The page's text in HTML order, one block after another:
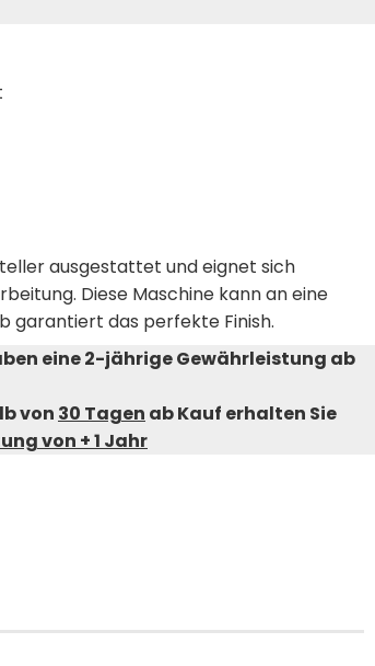
ausgestattet und eignet sich
Diese Maschine kann an eine
garantiert das perfekte Finish.
eine 2-jährige Gewährleistung ab
von 30 Tagen ab Kauf erhalten Sie
von + 1 Jahr